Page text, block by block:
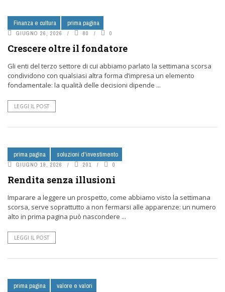
Finanza e cultura prima pagina
GIUGNO 26, 2026 80 0
Crescere oltre il fondatore
Gli enti del terzo settore di cui abbiamo parlato la settimana scorsa
condividono con qualsiasi altra forma d’impresa un elemento
fondamentale: la qualità delle decisioni dipende ...
LEGGI IL POST
prima pagina soluzioni d'investimento
GIUGNO 19, 2026 201 0
Rendita senza illusioni
Imparare a leggere un prospetto, come abbiamo visto la settimana
scorsa, serve soprattutto a non fermarsi alle apparenze: un numero
alto in prima pagina può nascondere ...
LEGGI IL POST
prima pagina valore e valori